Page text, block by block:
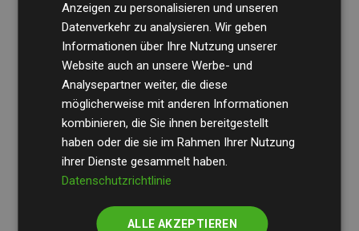
Die Wirtschaftsprüfungsgesellschaft BDOüberprüft
regelmäßig unsere Berechnungen und Methodik, um
Transparenz und Verlässlichkeit sicherzustellen.
Ihre Prüfungen belegen, dass unsere Investitionen in
Klimaschutzprojekte im Durchschnitt200 % der
geschätzten CO₂-Emissionender teilnehmenden
Websites kompensieren – ein klarer Nachweis für die
messbare Klimawirkung unseres Ansatzes.
Anzeigen zu personalisieren und unseren
Datenverkehr zu analysieren. Wir geben
Informationen über Ihre Nutzung unserer
Website auch an unsere Werbe- und
Analysepartner weiter, die diese
möglicherweise mit anderen Informationen
kombinieren, die Sie ihnen bereitgestellt
haben oder die sie im Rahmen Ihrer Nutzung
ihrer Dienste gesammelt haben.
Datenschutzrichtlinie
ALLE AKZEPTIEREN